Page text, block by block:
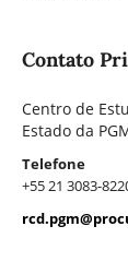
Contato
Centro de
Estado da
Telefone
+55 21 3083-